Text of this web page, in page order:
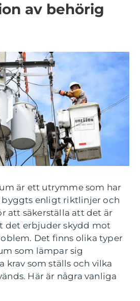
av behörig
är ett utrymme som har
byggts enligt riktlinjer och
att säkerställa att det är
det erbjuder skydd mot
Det finns olika typer
som lämpar sig
krav som ställs och vilka
Här är några vanliga